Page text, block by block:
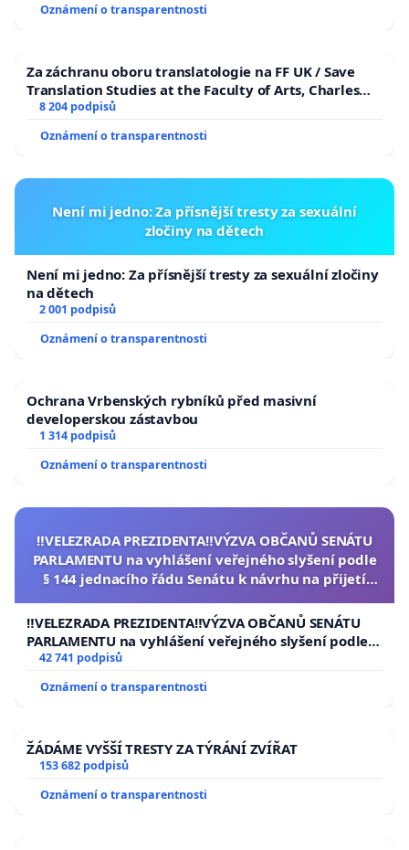
Oznámení o transparentnosti
Za záchranu oboru translatologie na FF UK / Save
Translation Studies at the Faculty of Arts, Charles
University
8 204 podpisů
Oznámení o transparentnosti
Není mi jedno: Za přísnější tresty za sexuální
zločiny na dětech
Není mi jedno: Za přísnější tresty za sexuální zločiny
na dětech
2 001 podpisů
Oznámení o transparentnosti
Ochrana Vrbenských rybníků před masivní
developerskou zástavbou
1 314 podpisů
Oznámení o transparentnosti
‼️VELEZRADA PREZIDENTA‼️VÝZVA OBČANŮ SENÁTU
PARLAMENTU na vyhlášení veřejného slyšení podle
§ 144 jednacího řádu Senátu k návrhu na přijetí
republiky
‼️VELEZRADA PREZIDENTA‼️VÝZVA OBČANŮ SENÁTU
PARLAMENTU na vyhlášení veřejného slyšení podle §
144 jednacího řádu Senátu k návrhu na přijetí
republiky
42 741 podpisů
Oznámení o transparentnosti
ŽÁDÁME VYŠŠÍ TRESTY ZA TÝRÁNÍ ZVÍŘAT
153 682 podpisů
Oznámení o transparentnosti